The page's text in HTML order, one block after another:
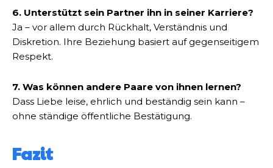
6. Unterstützt sein Partner ihn in seiner Karriere?
Ja – vor allem durch Rückhalt, Verständnis und
Diskretion. Ihre Beziehung basiert auf gegenseitigem
Respekt.
7. Was können andere Paare von ihnen lernen?
Dass Liebe leise, ehrlich und beständig sein kann –
ohne ständige öffentliche Bestätigung.
Fazit